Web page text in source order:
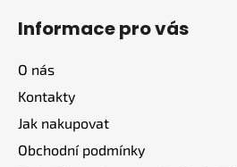
Informace pro vás
O nás
Kontakty
Jak nakupovat
Obchodní podmínky